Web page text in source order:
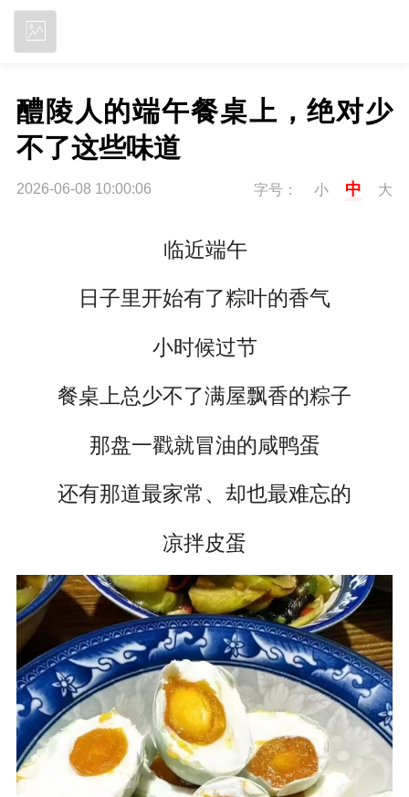
醴陵人的端午餐桌上，绝对少
不了这些味道
2026-06-08 10:00:06 字号： 小 中 大
临近端午
日子里开始有了粽叶的香气
小时候过节
餐桌上总少不了满屋飘香的粽子
那盘一戳就冒油的咸鸭蛋
还有那道最家常、却也最难忘的
凉拌皮蛋